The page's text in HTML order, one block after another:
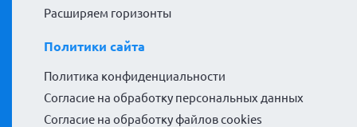
Расширяем горизонты
Политики сайта
Политика конфиденциальности
Согласие на обработку персональных данных
Согласие на обработку файлов cookies